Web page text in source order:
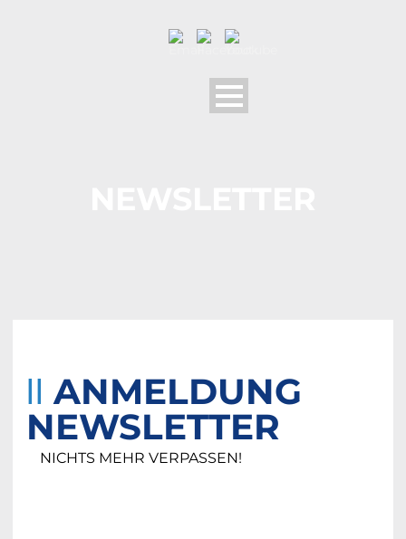
ANMELDUNG
NEWSLETTER
NICHTS MEHR VERPASSEN!